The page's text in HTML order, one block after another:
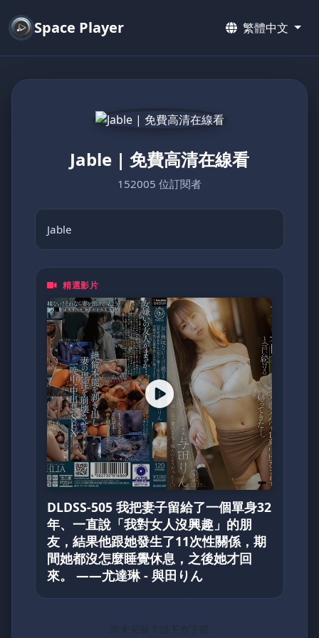
Space Player 繁體中文
Jable | 免費高清在線看
152005 位訂閱者
Jable
精選影片
DLDSS-505 我把妻子留給了一個單身32
年、一直說「我對女人沒興趣」的朋
友，結果他跟她發生了11次性關係，期
間她都沒怎麼睡覺休息，之後她才回
來。 ——尤達琳 - 與田りん
尚未安裝？請下方下載